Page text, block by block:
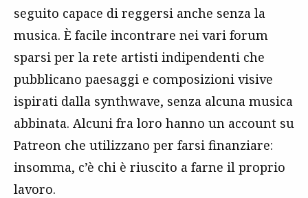
seguito capace di reggersi anche senza la
musica. È facile incontrare nei vari forum
sparsi per la rete artisti indipendenti che
pubblicano paesaggi e composizioni visive
ispirati dalla synthwave, senza alcuna musica
abbinata. Alcuni fra loro hanno un account su
Patreon che utilizzano per farsi finanziare:
insomma, c’è chi è riuscito a farne il proprio
lavoro.